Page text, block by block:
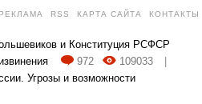
РЕКЛАМА RSS КАРТА САЙТА КОНТАКТЫ
и Конституция РСФСР
972 109033
Угрозы и возможности